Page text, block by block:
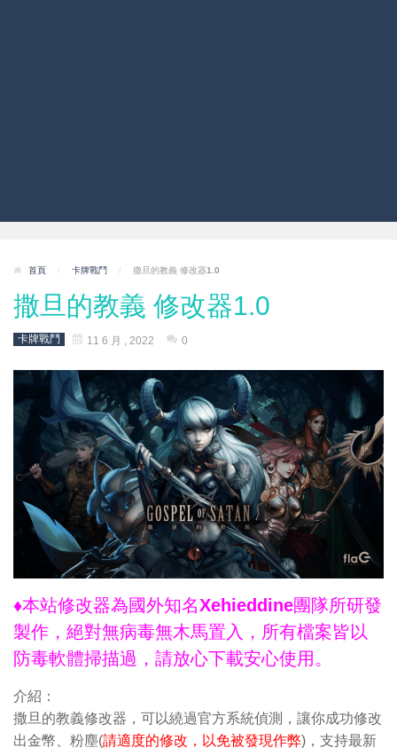
首頁 / 卡牌戰鬥 / 撒旦的教義 修改器1.0
撒旦的教義 修改器1.0
卡牌戰鬥 11 6 月 , 2022 0
♦本站修改器為國外知名Xehieddine團隊所研發
製作，絕對無病毒無木馬置入，所有檔案皆以
防毒軟體掃描過，請放心下載安心使用。
介紹：
撒旦的教義修改器，可以繞過官方系統偵測，讓你成功修改
出金幣、粉塵(請適度的修改，以免被發現作弊)，支持最新